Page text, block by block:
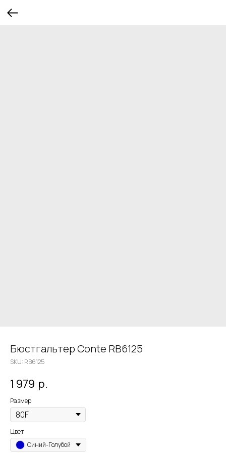
Бюстгальтер Conte RB6125
SKU: RB6125
1 979 р.
Размер
Цвет
Синий-Голубой